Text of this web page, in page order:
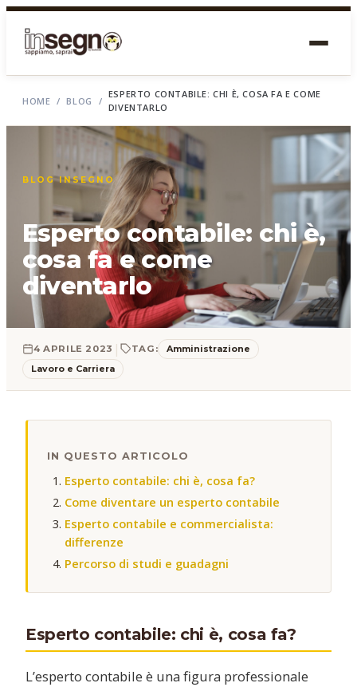
HOME / BLOG /
ESPERTO CONTABILE: CHI È, COSA FA E COME
DIVENTARLO
BLOG INSEGNO
Esperto contabile: chi è,
cosa fa e come
diventarlo
4 APRILE 2023 | TAG:
Amministrazione
Lavoro e Carriera
IN QUESTO ARTICOLO
Esperto contabile: chi è, cosa fa?
Come diventare un esperto contabile
Esperto contabile e commercialista:
differenze
Percorso di studi e guadagni
Esperto contabile: chi è, cosa fa?
L’esperto contabile è una figura professionale